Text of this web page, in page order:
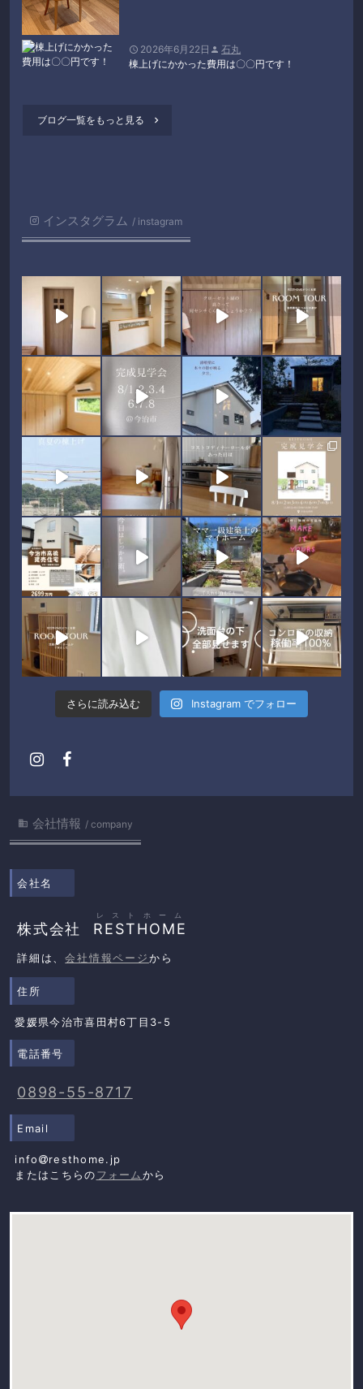
 2026年6月22日  石丸
棟上げにかかった費用は〇〇円です！
ブログ一覧をもっと見る 
インスタグラム instagram
さらに読み込む Instagram でフォロー
 会社情報 company
会社名
株式会社 RESTHOME
レストホーム
詳細は、会社情報ページから
住所
愛媛県今治市喜田村6丁目3-5
電話番号
0898-55-8717
Email
info
resthome.jp
またはこちらのフォーム から